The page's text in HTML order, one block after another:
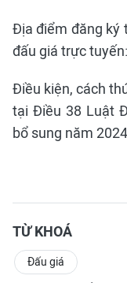
Địa điểm đăng ký
đấu giá trực
Điều kiện, cách
tại Điều 38 Luật
bổ sung năm
TỪ KHOÁ
Đấu giá